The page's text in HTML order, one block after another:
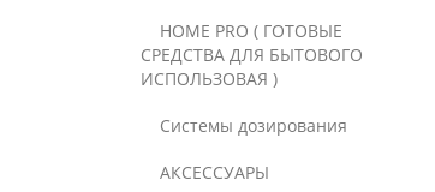
HOME PRO ( ГОТОВЫЕ
СРЕДСТВА ДЛЯ БЫТОВОГО
ИСПОЛЬЗОВАЯ )
Системы дозирования
АКСЕССУАРЫ